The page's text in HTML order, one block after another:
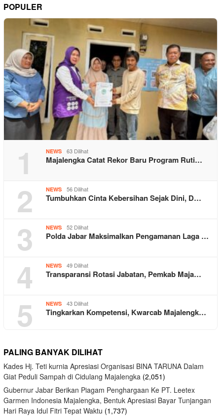
POPULER
1 NEWS 63 Dilihat
Majalengka Catat Rekor Baru Program Ruti…
2 NEWS 56 Dilihat
Tumbuhkan Cinta Kebersihan Sejak Dini, D…
3 NEWS 52 Dilihat
Polda Jabar Maksimalkan Pengamanan Laga …
4 NEWS 49 Dilihat
Transparansi Rotasi Jabatan, Pemkab Maja…
5 NEWS 43 Dilihat
Tingkarkan Kompetensi, Kwarcab Majalengk…
PALING BANYAK DILIHAT
Kades Hj. Teti kurnia Apresiasi Organisasi BINA TARUNA Dalam
Giat Peduli Sampah di Cidulang Majalengka (2,051)
Gubernur Jabar Berikan Piagam Penghargaan Ke PT. Leetex
Garmen Indonesia Majalengka, Bentuk Apresiasi Bayar Tunjangan
Hari Raya Idul Fitri Tepat Waktu (1,737)